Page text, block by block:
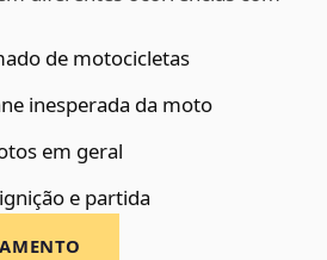
de motocicletas
inesperada da moto
em geral
e partida